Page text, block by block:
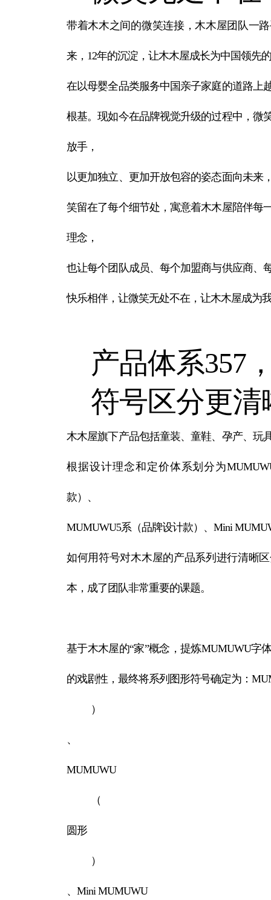
带着木木之间的微笑连接，木木屋团队一
来，12年的沉淀，让木木屋成长为中国领先
在以母婴全品类服务中国亲子家庭的道路上
根基。现如今在品牌视觉升级的过程中，微
放手，
以更加独立、更加开放包容的姿态面向未来
笑留在了每个细节处，寓意着木木屋陪伴每
理念，
也让每个团队成员、每个加盟商与供应商、
快乐相伴，让微笑无处不在，让木木屋成为
产品体系357
符号区分更
木木屋旗下产品包括童装、童鞋、孕产、玩
根据设计理念和定价体系划分为
款）、
MUMUWU5系（品牌设计款）、Mini
如何用符号对木木屋的产品系列进行清晰
本，成了团队非常重要的课题。
基于木木屋的“家”概念，提炼MUMUWU字
的戏剧性，最终将系列图形符号确定为：
）
、
MUMUWU
（
圆形
）
、Mini MUMUWU